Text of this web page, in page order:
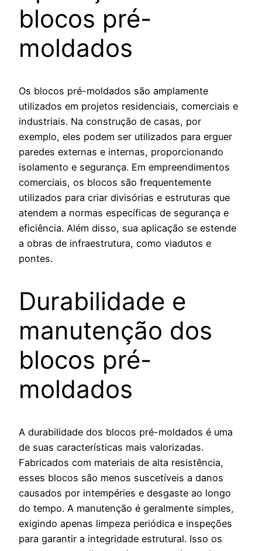
blocos pré-
moldados
Os blocos pré-moldados são amplamente
utilizados em projetos residenciais, comerciais e
industriais. Na construção de casas, por
exemplo, eles podem ser utilizados para erguer
paredes externas e internas, proporcionando
isolamento e segurança. Em empreendimentos
comerciais, os blocos são frequentemente
utilizados para criar divisórias e estruturas que
atendem a normas específicas de segurança e
eficiência. Além disso, sua aplicação se estende
a obras de infraestrutura, como viadutos e
pontes.
Durabilidade e
manutenção dos
blocos pré-
moldados
A durabilidade dos blocos pré-moldados é uma
de suas características mais valorizadas.
Fabricados com materiais de alta resistência,
esses blocos são menos suscetíveis a danos
causados por intempéries e desgaste ao longo
do tempo. A manutenção é geralmente simples,
exigindo apenas limpeza periódica e inspeções
para garantir a integridade estrutural. Isso os